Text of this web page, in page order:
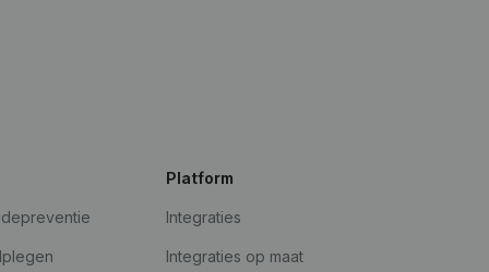
Platform
Integraties
Integraties op maat